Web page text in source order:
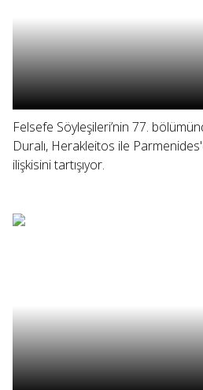
Felsefe Söyleşileri’nin 77.
Duralı, Herakleitos ile
ilişkisini tartışıyor.